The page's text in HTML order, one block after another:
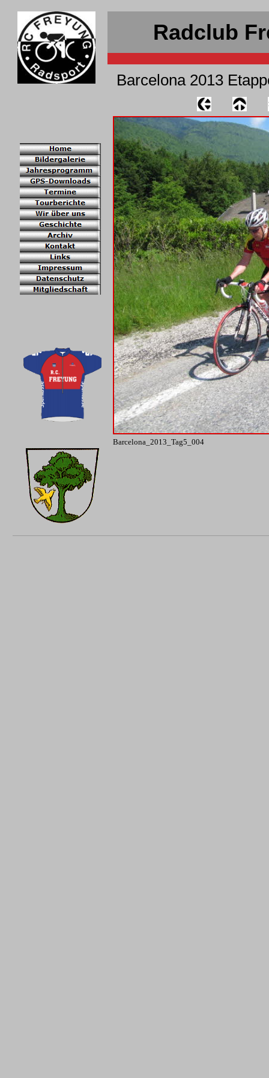
Radclub
Barcelona 2013
Barcelona_2013_Tag5_004